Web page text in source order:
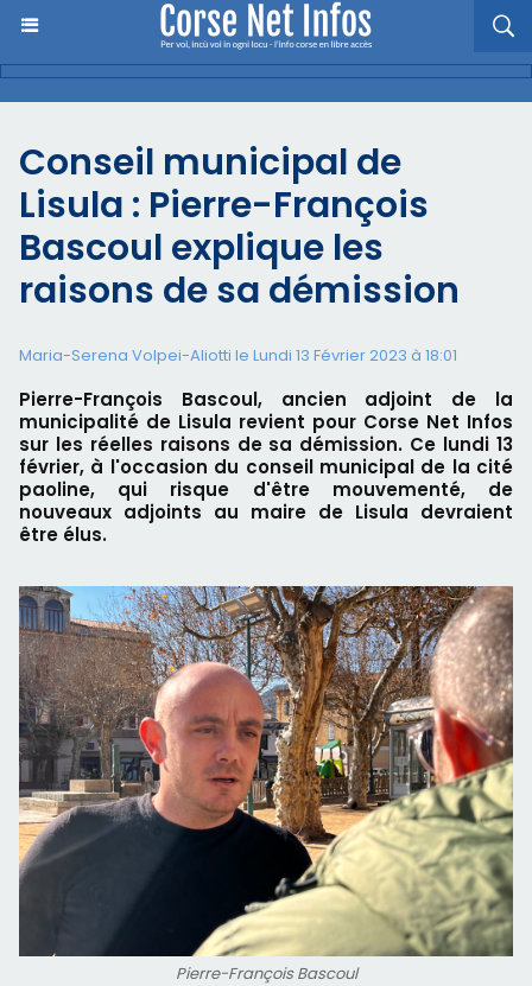
Conseil municipal de
Lisula : Pierre-François
Bascoul explique les
raisons de sa démission
Maria-Serena Volpei-Aliotti le Lundi 13 Février 2023 à 18:01
Pierre-François Bascoul, ancien adjoint de la
municipalité de Lisula revient pour Corse Net Infos
sur les réelles raisons de sa démission. Ce lundi 13
février, à l'occasion du conseil municipal de la cité
paoline, qui risque d'être mouvementé, de
nouveaux adjoints au maire de Lisula devraient
être élus.
Pierre-François Bascoul